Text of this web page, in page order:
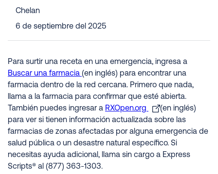
Chelan
6 de septiembre del 2025
Para surtir una receta en una emergencia, ingresa a
Buscar una farmacia (en inglés) para encontrar una
farmacia dentro de la red cercana. Primero que nada,
llama a la farmacia para confirmar que esté abierta.
También puedes ingresar a RXOpen.org
(en inglés)
para ver si tienen información actualizada sobre las
farmacias de zonas afectadas por alguna emergencia de
salud pública o un desastre natural específico. Si
necesitas ayuda adicional, llama sin cargo a Express
Scripts® al (877) 363-1303.